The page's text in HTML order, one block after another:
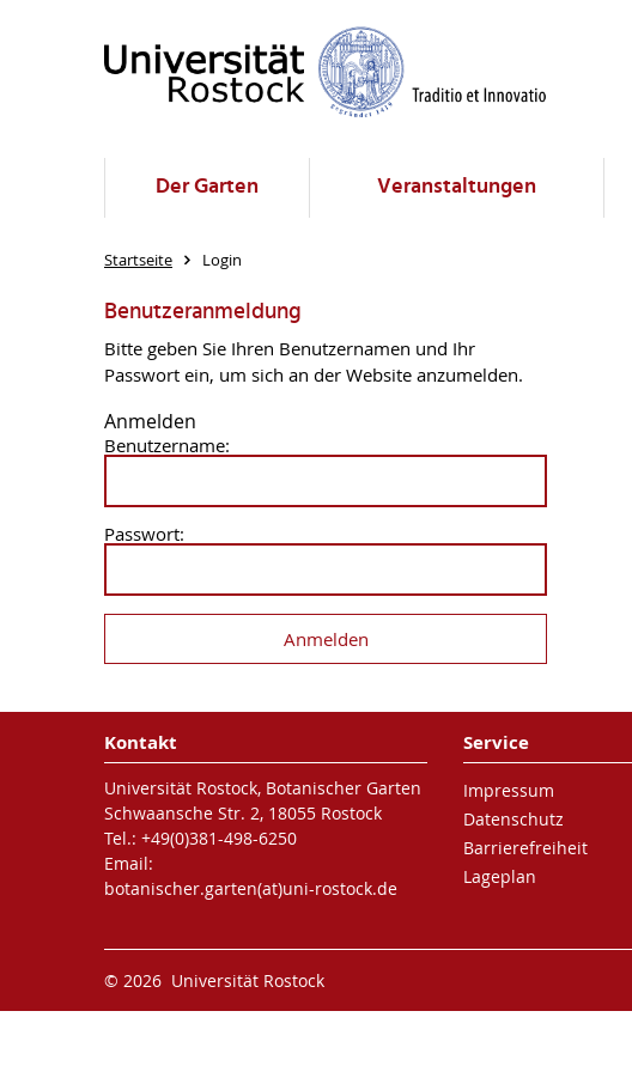
Der Garten Veranstaltungen
Startseite Login
Benutzeranmeldung
Bitte geben Sie Ihren Benutzernamen und Ihr
Passwort ein, um sich an der Website anzumelden.
Anmelden
Benutzername:
Passwort:
Kontakt
Universität Rostock, Botanischer Garten
Schwaansche Str. 2, 18055 Rostock
Tel.: +49(0)381-498-6250
Email:
botanischer.garten(at)uni-rostock.de
Service
Impressum
Datenschutz
Barrierefreiheit
Lageplan
© 2026 Universität Rostock